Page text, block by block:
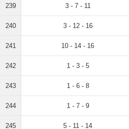
239 3 - 7 - 11
240 3 - 12 - 16
241 10 - 14 - 16
242 1 - 3 - 5
243 1 - 6 - 8
244 1 - 7 - 9
245 5 - 11 - 14